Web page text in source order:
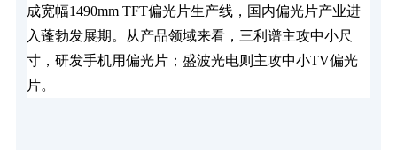
成宽幅1490mm TFT偏光片生产线，国内偏光片产业进
入蓬勃发展期。从产品领域来看，三利谱主攻中小尺
寸，研发手机用偏光片；盛波光电则主攻中小TV偏光
片。